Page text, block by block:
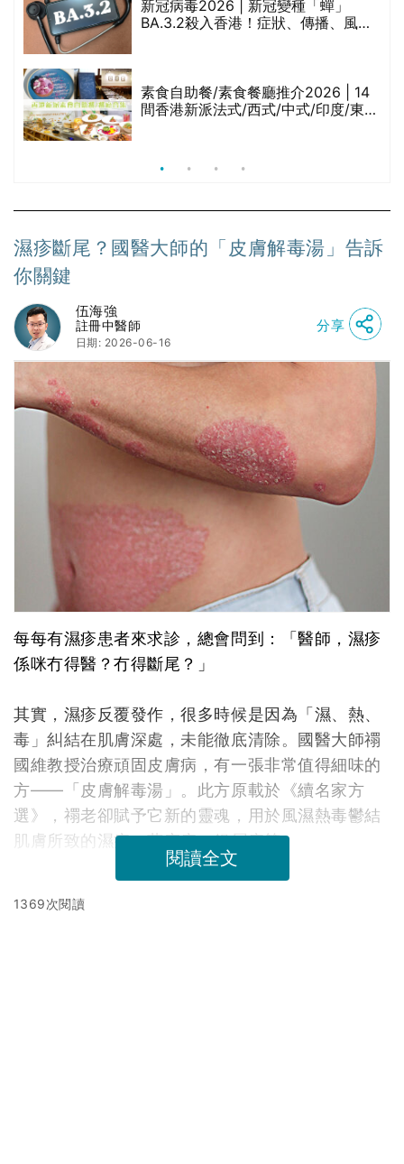
新冠病毒2026 | 新冠變種「蟬」
BA.3.2殺入香港！症狀、傳播、風險
素食自助餐/素食餐廳推介2026 | 14
間香港新派法式/西式/中式/印度/東南
濕疹斷尾？國醫大師的「皮膚解毒湯」告訴
你關鍵
伍海強
註冊中醫師
日期: 2026-06-16
分享
每每有濕疹患者來求診，總會問到：「醫師，濕疹
係咪冇得醫？冇得斷尾？」
其實，濕疹反覆發作，很多時候是因為「濕、熱、
毒」糾結在肌膚深處，未能徹底清除。國醫大師禤
國維教授治療頑固皮膚病，有一張非常值得細味的
方——「皮膚解毒湯」。此方原載於《續名家方
選》，禤老卻賦予它新的靈魂，用於風濕熱毒鬱結
肌膚所致的濕疹、蕁麻疹、銀屑病等。
閱讀全文
1369次閱讀